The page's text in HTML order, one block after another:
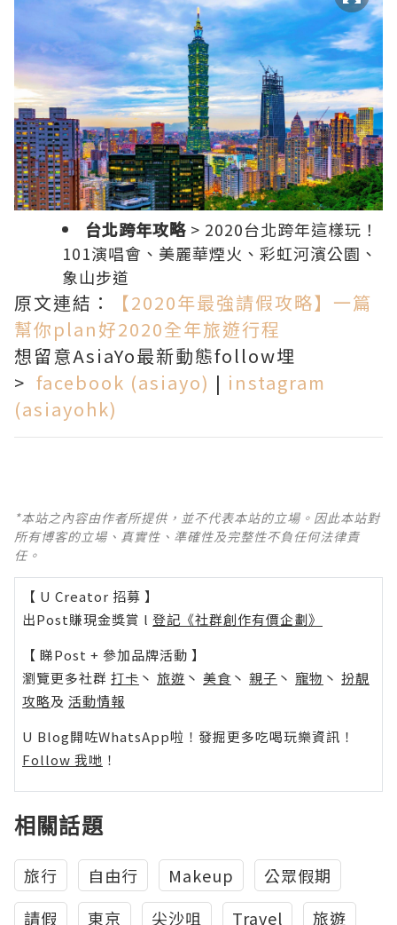
台北跨年攻略 > 2020台北跨年這樣玩！
101演唱會、美麗華煙火、彩虹河濱公園、
象山步道
原文連結：
【2020年最強請假攻略】一篇
幫你plan好2020全年旅遊行程
想留意AsiaYo最新動態follow埋
> facebook (asiayo) | instagram
(asiayohk)
*本站之內容由作者所提供，並不代表本站的立場。因此本站對
所有博客的立場、真實性、準確性及完整性不負任何法律責
任。
【 U Creator 招募 】
出Post賺現金獎賞 l 登記《社群創作有價企劃》
【 睇Post + 參加品牌活動 】
瀏覽更多社群 打卡 丶 旅遊 丶 美食 丶 親子 丶 寵物 丶 扮靚
攻略及 活動情報
U Blog開咗WhatsApp啦！發掘更多吃喝玩樂資訊！
Follow 我哋 ！
相關話題
旅行 自由行 Makeup
公眾假期
請假
東京 尖沙咀 Travel 旅遊